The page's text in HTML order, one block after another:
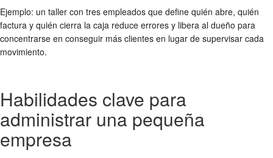
Ejemplo: un taller con tres empleados que define quién abre, quién
factura y quién cierra la caja reduce errores y libera al dueño para
concentrarse en conseguir más clientes en lugar de supervisar cada
movimiento.
Habilidades clave para
administrar una pequeña
empresa